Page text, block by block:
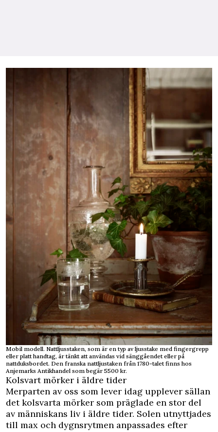
Mobil modell. Nattljusstaken, som är en typ av ljusstake med fingergrepp
eller platt handtag, är tänkt att användas vid sänggåendet eller på
nattduksbordet. Den franska nattljustaken från 1780-talet finns hos
Anjemarks Antikhandel som begär 5500 kr.
Kolsvart mörker i äldre tider
Merparten av oss som lever idag upplever sällan
det kolsvarta mörker som präglade en stor del
av människans liv i äldre tider. Solen utnyttjades
till max och dygnsrytmen anpassades efter